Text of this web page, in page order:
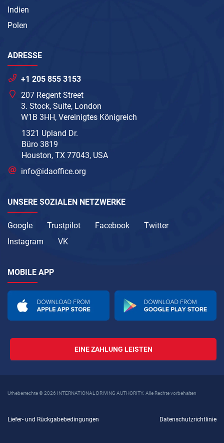
Indien
Polen
ADRESSE
+1 205 855 3153
207 Regent Street
3. Stock, Suite, London
W1B 3HH, Vereinigtes Königreich
1321 Upland Dr.
Büro 3819
Houston, TX 77043, USA
info@idaoffice.org
UNSERE SOZIALEN NETZWERKE
Google Trustpilot Facebook
Twitter
Instagram
VK
MOBILE APP
EINE ZAHLUNG LEISTEN
Urheberrechte © 2026 INTERNATIONAL DRIVING AUTHORITY. Alle Rechte vorbehalten
Liefer- und Rückgabebedingungen Datenschutzrichtlinie